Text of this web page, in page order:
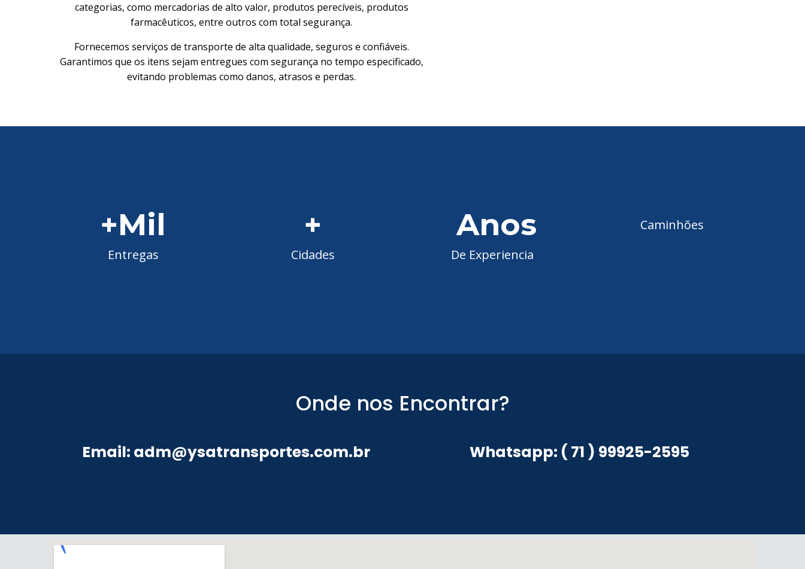
categorias, como mercadorias de alto valor, produtos perecíveis, produtos
farmacêuticos, entre outros com total segurança.
Fornecemos serviços de transporte de alta qualidade, seguros e confiáveis.
Garantimos que os itens sejam entregues com segurança no tempo especificado,
evitando problemas como danos, atrasos e perdas.
+Mil
Entregas
+
Cidades
Anos
De Experiencia
Caminhões
Onde nos Encontrar?
Email: adm@ysatransportes.com.br Whatsapp: ( 71 ) 99925-2595